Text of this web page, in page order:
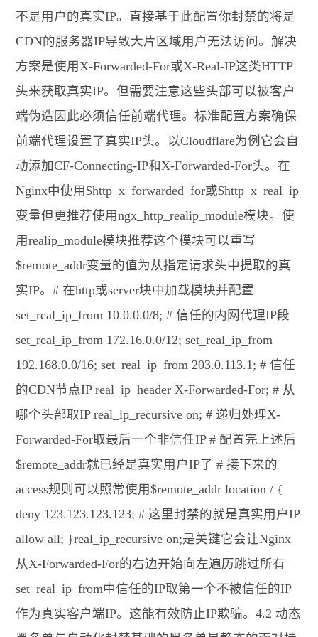
不是用户的真实IP。直接基于此配置你封禁的将是
CDN的服务器IP导致大片区域用户无法访问。解决
方案是使用X-Forwarded-For或X-Real-IP这类HTTP
头来获取真实IP。但需要注意这些头部可以被客户
端伪造因此必须信任前端代理。标准配置方案确保
前端代理设置了真实IP头。以Cloudflare为例它会自
动添加CF-Connecting-IP和X-Forwarded-For头。在
Nginx中使用$http_x_forwarded_for或$http_x_real_ip
变量但更推荐使用ngx_http_realip_module模块。使
用realip_module模块推荐这个模块可以重写
$remote_addr变量的值为从指定请求头中提取的真
实IP。# 在http或server块中加载模块并配置
set_real_ip_from 10.0.0.0/8; # 信任的内网代理IP段
set_real_ip_from 172.16.0.0/12; set_real_ip_from
192.168.0.0/16; set_real_ip_from 203.0.113.1; # 信任
的CDN节点IP real_ip_header X-Forwarded-For; # 从
哪个头部取IP real_ip_recursive on; # 递归处理X-
Forwarded-For取最后一个非信任IP # 配置完上述后
$remote_addr就已经是真实用户IP了 # 接下来的
access规则可以照常使用$remote_addr location / {
deny 123.123.123.123; # 这里封禁的就是真实用户IP
allow all; }real_ip_recursive on;是关键它会让Nginx
从X-Forwarded-For的右边开始向左遍历跳过所有
set_real_ip_from中信任的IP取第一个不被信任的IP
作为真实客户端IP。这能有效防止IP欺骗。4.2 动态